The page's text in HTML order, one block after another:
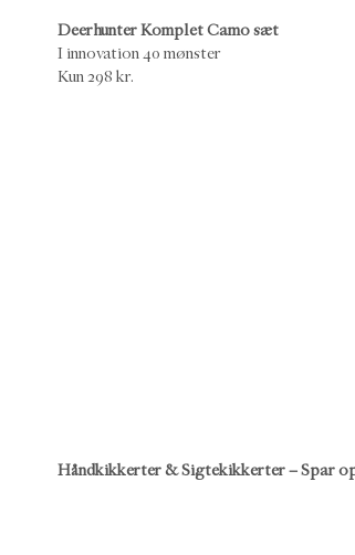
Deerhunter Komplet Camo sæt
I innovation 40 mønster
Kun 298 kr.
Håndkikkerter & Sigtekikkerter – Spar